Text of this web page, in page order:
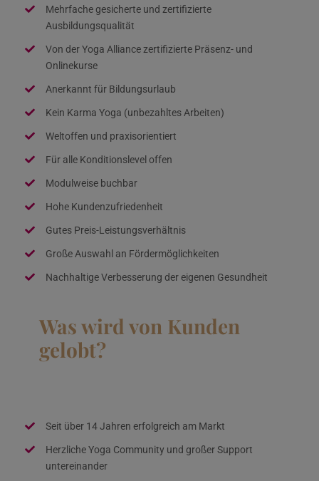
Mehrfache gesicherte und zertifizierte
Ausbildungsqualität
Von der Yoga Alliance zertifizierte Präsenz- und
Onlinekurse
Anerkannt für Bildungsurlaub
Kein Karma Yoga (unbezahltes Arbeiten)
Weltoffen und praxisorientiert
Für alle Konditionslevel offen
Modulweise buchbar
Hohe Kundenzufriedenheit
Gutes Preis-Leistungsverhältnis
Große Auswahl an Fördermöglichkeiten
Nachhaltige Verbesserung der eigenen Gesundheit
Was wird von Kunden
gelobt?
Seit über 14 Jahren erfolgreich am Markt
Herzliche Yoga Community und großer Support
untereinander